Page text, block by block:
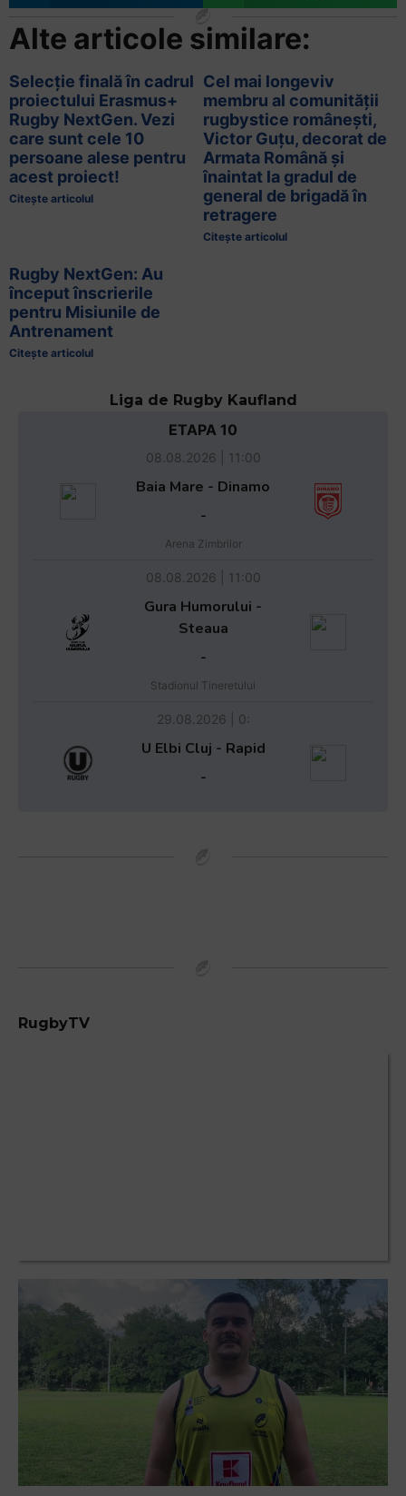
Alte articole similare:
Selecție finală în cadrul
proiectului Erasmus+
Rugby NextGen. Vezi
care sunt cele 10
persoane alese pentru
acest proiect!
Citește articolul
Cel mai longeviv
membru al comunității
rugbystice românești,
Victor Guțu, decorat de
Armata Română și
înaintat la gradul de
general de brigadă în
retragere
Citește articolul
Rugby NextGen: Au
început înscrierile
pentru Misiunile de
Antrenament
Citește articolul
Liga de Rugby Kaufland
ETAPA 10
08.08.2026 | 11:00
Baia Mare - Dinamo
-
Arena Zimbrilor
08.08.2026 | 11:00
Gura Humorului -
Steaua
-
Stadionul Tineretului
29.08.2026 | 0:
U Elbi Cluj - Rapid
-
RugbyTV